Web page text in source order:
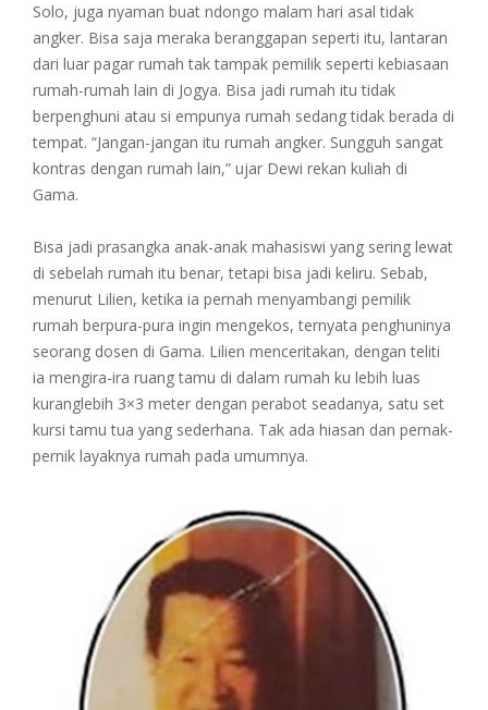
Solo, juga nyaman buat ndongo malam hari asal tidak
angker. Bisa saja meraka beranggapan seperti itu, lantaran
dari luar pagar rumah tak tampak pemilik seperti kebiasaan
rumah-rumah lain di Jogya. Bisa jadi rumah itu tidak
berpenghuni atau si empunya rumah sedang tidak berada di
tempat. “Jangan-jangan itu rumah angker. Sungguh sangat
kontras dengan rumah lain,” ujar Dewi rekan kuliah di
Gama.
Bisa jadi prasangka anak-anak mahasiswi yang sering lewat
di sebelah rumah itu benar, tetapi bisa jadi keliru. Sebab,
menurut Lilien, ketika ia pernah menyambangi pemilik
rumah berpura-pura ingin mengekos, ternyata penghuninya
seorang dosen di Gama. Lilien menceritakan, dengan teliti
ia mengira-ira ruang tamu di dalam rumah ku lebih luas
kuranglebih 3×3 meter dengan perabot seadanya, satu set
kursi tamu tua yang sederhana. Tak ada hiasan dan pernak-
pernik layaknya rumah pada umumnya.